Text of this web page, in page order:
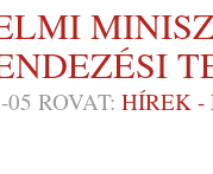
05 ROVAT: HÍREK -